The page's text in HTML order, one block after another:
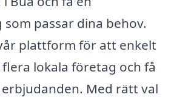
passar dina behov.
plattform för att enkelt
lokala företag och få
Med rätt val